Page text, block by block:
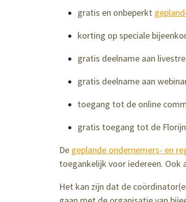
gratis en onbeperkt
korting op speciale
gratis deelname aan
gratis deelname aan
toegang tot de online
gratis toegang tot de
De geplande ondernemers- en
toegankelijk voor iedereen. Ook
Het kan zijn dat de